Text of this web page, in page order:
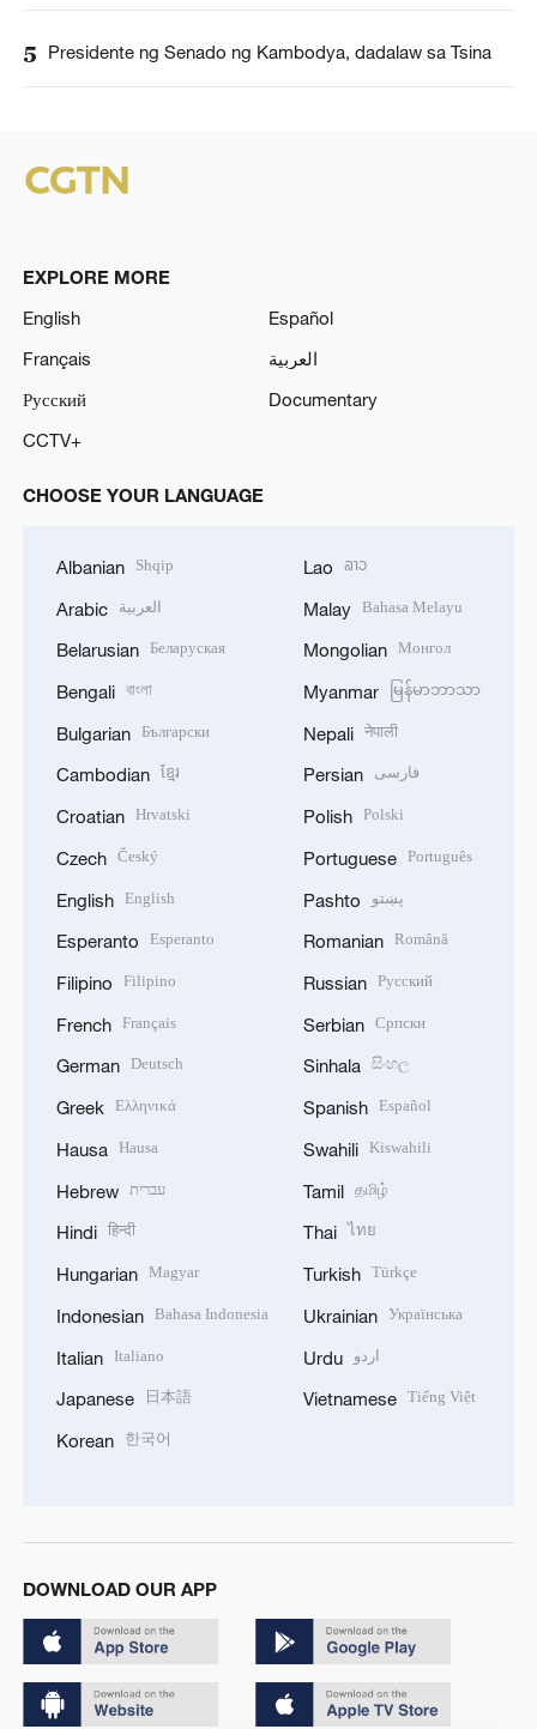
5 Presidente ng Senado ng Kambodya, dadalaw sa Tsina
EXPLORE MORE
English
Español
Français
العربية
Русский
Documentary
CCTV+
CHOOSE YOUR LANGUAGE
Albanian Shqip
Arabic العربية
Belarusian Беларуская
Bengali বাংলা
Bulgarian Български
Cambodian ខ្មែរ
Croatian Hrvatski
Czech Český
English English
Esperanto Esperanto
Filipino Filipino
French Français
German Deutsch
Greek Ελληνικά
Hausa Hausa
Hebrew עברית
Hindi हिन्दी
Hungarian Magyar
Indonesian Bahasa Indonesia
Italian Italiano
Japanese 日本語
Korean 한국어
Lao ລາວ
Malay Bahasa Melayu
Mongolian Монгол
Myanmar မြန်မာဘာသာ
Nepali नेपाली
Persian فارسی
Polish Polski
Portuguese Português
Pashto پښتو
Romanian Română
Russian Русский
Serbian Српски
Sinhala සිංහල
Spanish Español
Swahili Kiswahili
Tamil தமிழ்
Thai ไทย
Turkish Türkçe
Ukrainian Українська
Urdu اردو
Vietnamese Tiếng Việt
DOWNLOAD OUR APP